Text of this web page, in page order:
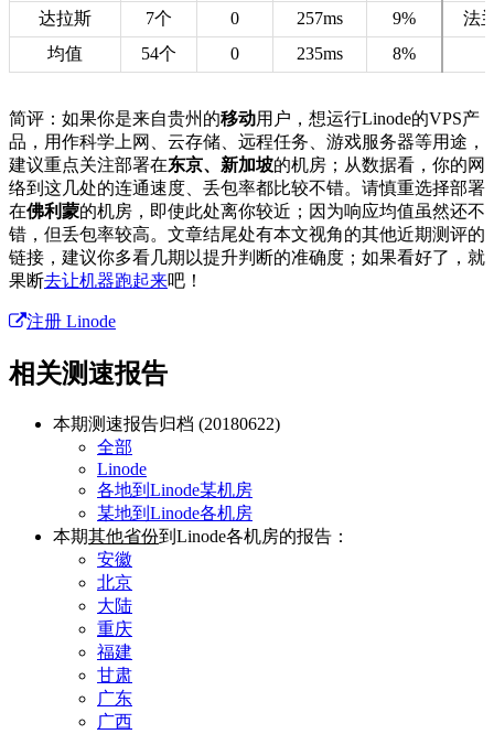
达拉斯 7个 0 257ms 9%
法
均值
54个 0 235ms 8%
简评：如果你是来自贵州的移动用户，想运行Linode的VPS产
品，用作科学上网、云存储、远程任务、游戏服务器等用途，
建议重点关注部署在东京、新加坡的机房；从数据看，你的网
络到这几处的连通速度、丢包率都比较不错。请慎重选择部署
在佛利蒙的机房，即使此处离你较近；因为响应均值虽然还不
错，但丢包率较高。文章结尾处有本文视角的其他近期测评的
链接，建议你多看几期以提升判断的准确度；如果看好了，就
果断去让机器跑起来吧！
注册 Linode
相关测速报告
本期测速报告归档 (20180622)
全部
Linode
各地到Linode某机房
某地到Linode各机房
本期其他省份到Linode各机房的报告：
安徽
北京
大陆
重庆
福建
甘肃
广东
广西